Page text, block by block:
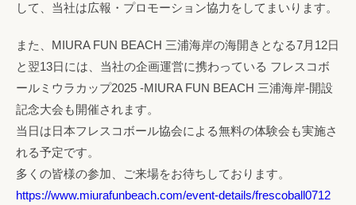
して、当社は広報・プロモーション協力をしてまいります。
また、MIURA FUN BEACH 三浦海岸の海開きとなる7月12日
と翌13日には、当社の企画運営に携わっている フレスコボ
ールミウラカップ2025 -MIURA FUN BEACH 三浦海岸-開設
記念大会も開催されます。
当日は日本フレスコボール協会による無料の体験会も実施さ
れる予定です。
多くの皆様の参加、ご来場をお待ちしております。
https://www.miurafunbeach.com/event-details/frescoball0712